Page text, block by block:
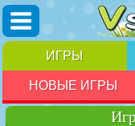
ИГРЫ
НОВЫЕ ИГРЫ